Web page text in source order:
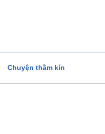
Chuyện thầm kín